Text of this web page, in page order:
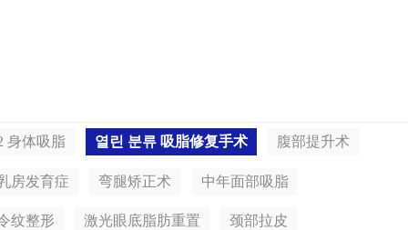
身体吸脂 열린 분류 吸脂修复手术 腹部提升术
房发育症 弯腿矫正术 中年面部吸脂
纹整形 激光眼底脂肪重置 颈部拉皮